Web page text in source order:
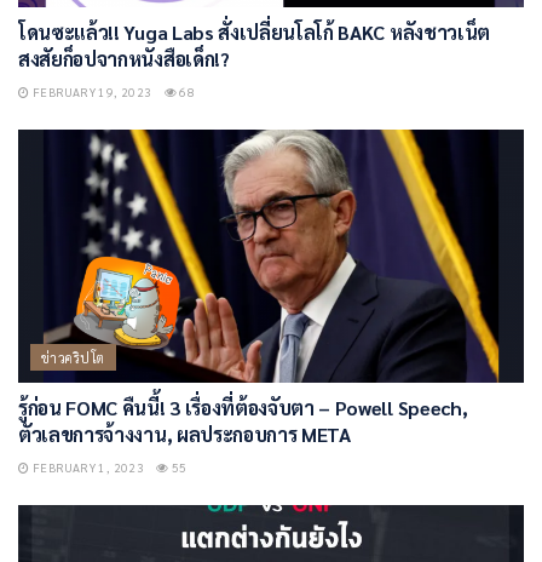
โดนซะแล้ว!! Yuga Labs สั่งเปลี่ยนโลโก้ BAKC หลังชาวเน็ต
สงสัยก็อปจากหนังสือเด็ก!?
FEBRUARY 19, 2023 68
ข่าวคริปโต
รู้ก่อน FOMC คืนนี้! 3 เรื่องที่ต้องจับตา – Powell Speech,
ตัวเลขการจ้างงาน, ผลประกอบการ META
FEBRUARY 1, 2023 55